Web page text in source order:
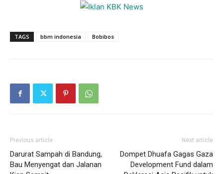
TAGS bbm indonesia Bobibos
Previous article
Darurat Sampah di Bandung,
Bau Menyengat dan Jalanan
Next article
Dompet Dhuafa Gagas Gaza
Development Fund dalam